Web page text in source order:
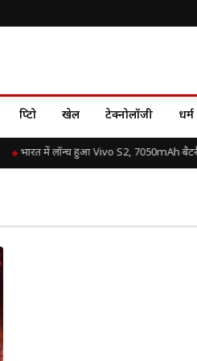
क्रिप्टो खेल टेक्नोलॉजी धर्म
भारत में लॉन्च हुआ Vivo S2, 7050mAh